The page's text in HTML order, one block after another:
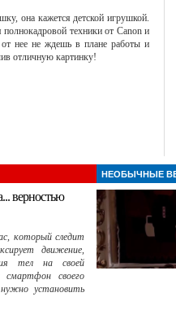
она кажется детской игрушкой.
техники от Canon и
нее не ждешь в плане работы и
отличную картинку!
верностью
который следит
движение,
тел на своей
своего
нужно установить
НЕОБЫЧНЫЕ